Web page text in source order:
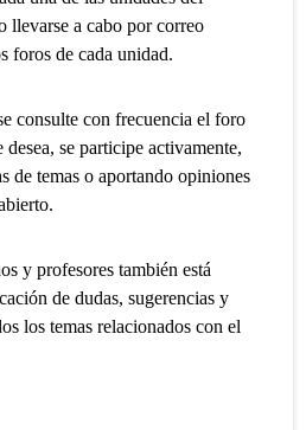
llevarse a cabo por correo
foros de cada unidad.
consulte con frecuencia el foro
desea, se participe activamente,
de temas o aportando opiniones
y profesores también está
de dudas, sugerencias y
los temas relacionados con el